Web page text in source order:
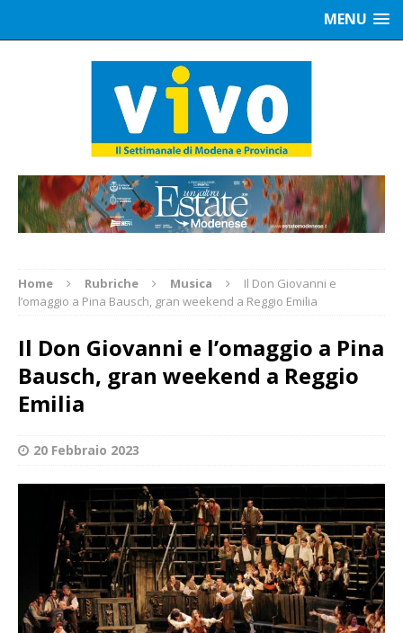
MENU
Home Rubriche Musica
Il Don Giovanni e
l’omaggio a Pina Bausch, gran weekend a Reggio Emilia
Il Don Giovanni e l’omaggio a Pina
Bausch, gran weekend a Reggio
Emilia
20 Febbraio 2023